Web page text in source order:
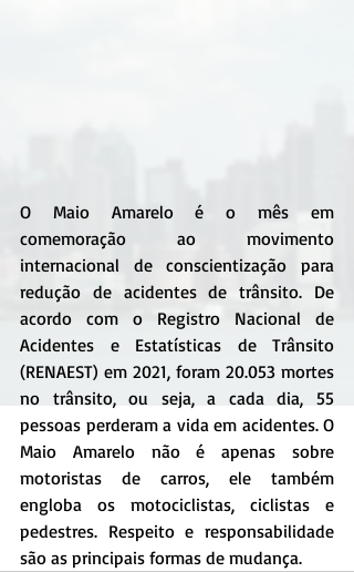
O Maio Amarelo é o mês em
comemoração ao movimento
internacional de conscientização para
redução de acidentes de trânsito. De
acordo com o Registro Nacional de
Acidentes e Estatísticas de Trânsito
(RENAEST) em 2021, foram 20.053 mortes
no trânsito, ou seja, a cada dia, 55
pessoas perderam a vida em acidentes. O
Maio Amarelo não é apenas sobre
motoristas de carros, ele também
engloba os motociclistas, ciclistas e
pedestres. Respeito e responsabilidade
são as principais formas de mudança.